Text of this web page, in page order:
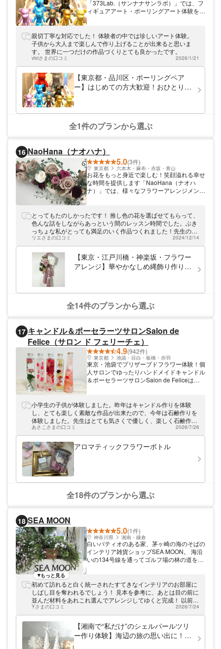
「373Lab.（サンナナサンラボ）」では、フ
ィギュアアート・ポーリングアート体験を開
ない動きがマーブリングのような美しい模様
を生み出します。仕上がりが予想できないこ
とから新鮮な感動が生まれる。最後までどう
なるか解らないドキドキ、ワクワクがありま
す。「五反田駅」から徒歩約５分とアクセス
便利な立地ですので、ぜひ一度ワークショッ
プにお出かけください。
親切丁寧な対応でした！ 体験者の中では珍しいアート体験。
子供から大人まで楽しんで作り上げることが出来ると思いま
す。 世界に一つだけの作品づくりとても良かったです。
viviさまの口コミ 2026/1/21
【東京都・品川区・ポーリングベア
ー】はじめての方大歓迎！おひとり様
ーリングアートが楽しめる体験教室を
しております♪
全1件のプランから選ぶ
16 NaoHana（ナオハナ）
5.0(3件)
東京都 六本木・麻布・赤坂・青山
お花をもっと身近で楽しむ！笑顔溢れる幸せ
な時間を提供します「NaoHana（ナオハ
ナ）」では、様々なフラワーアレンジメント
広いレッスンをご用意しています！自宅用に
もプレゼント用にもピッタリな、部屋を華や
かに飾る作品作りが楽しめますよ♪日々に癒
しが欲しいと感じている方はぜひ体験しに来
てくださいね！
とってもたのしかったです！ 推し色の花を選ばせてもらって、
色んな話をしながらあっという間のレッスン時間でした。ぶき
っちょな私がとっても満足のいく作品つくれました！先生の雰
囲気もとっても安心できて楽しくレッスンできました！ありが
とうございました！
リエさまの口コミ 2024/12/14
【東京・江戸川橋・神楽坂・フラワー
アレンジ】華やかなしめ縄飾り作り体
全14件のプランから選ぶ
17 キャンドル＆ポーセラーツサロンSalon de
Felice（サロン ド フェリーチェ）
4.9(942件)
東京都 池袋・目白・板橋・赤羽
東京・池袋でプリザーブドフラワー体験！個
人サロンでゆったりハンドメイドキャンドル
＆ポーセラーツサロンSalon de Feliceは、
集」という意味のハーバリウムは、お花を標
本みたいに飾っておける新感覚のインテリア
です。当店は少人数制の個人サロン。気軽に
遊びにきて、ゆったりとハンドメイドをお楽
しみいただけます。
小学生の子供が体験しました。昨年はキャンドル作りを体験
し、とても楽しく素敵な作品が出来たので、今年は石鹸作りを
体験しました。先生はとても気さくで優しく、楽しく石鹸作り
が出来ました。とても素敵な石鹸が出来ました♡また他の体験
もしてみたいです♫
あさこさまの口コミ 2026/7/26
アロマティックフラワーボトル
全18件のプランから選ぶ
18 SEA MOON
5.0(1件)
神奈川県 湘南・鎌倉
白いパティオのある家、茅ヶ崎の海のそばの
インテリア雑貨ショップSEA MOON。 海沿
いの134号線を通ってゴルフ場の林の道を入
もっと見る
初めて訪れると白く統一されたすてきなインテリアのお部屋に
しばし目を奪われるでしょう！ 見本を参考に、あとは目の前に
並んだ材料をあれこれ選んでアレンジしてゆくと完成！ 以前購
入したシェルと合わせて飾り、自宅でSEE MOONスタイルを楽
しんでいます。 ありがとうございました。
Yさまの口コミ 2026/7/24
【湘南で“私だけ”のシェルパールツリ
ー作り体験】海辺の旅の思い出に！白